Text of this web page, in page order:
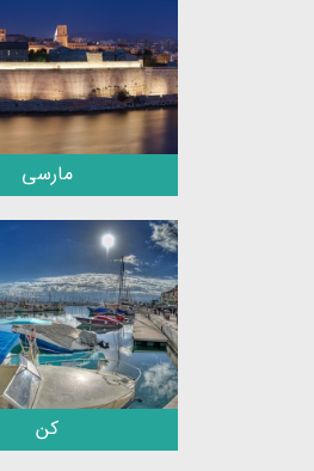
مارسی
کن